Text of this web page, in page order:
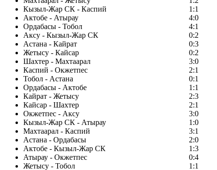
Кызыл-Жар СК - Каспий
1:1
Актобе - Атырау
4:0
Ордабасы - Тобол
4:1
Аксу - Кызыл-Жар СК
0:2
Астана - Кайрат
0:3
Жетысу - Кайсар
0:2
Шахтер - Махтаарал
3:0
Каспий - Окжетпес
2:1
Тобол - Астана
0:1
Ордабасы - Актобе
1:1
Кайрат - Жетысу
2:3
Кайсар - Шахтер
2:1
Окжетпес - Аксу
3:0
Кызыл-Жар СК - Атырау
1:0
Махтаарал - Каспий
3:1
Астана - Ордабасы
2:0
Актобе - Кызыл-Жар СК
1:3
Атырау - Окжетпес
0:4
Жетысу - Тобол
1:1